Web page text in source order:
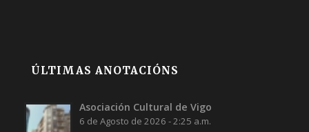
ÚLTIMAS ANOTACIÓNS
Asociación Cultural de Vigo
6 de Agosto de 2026 - 2:25 a.m.